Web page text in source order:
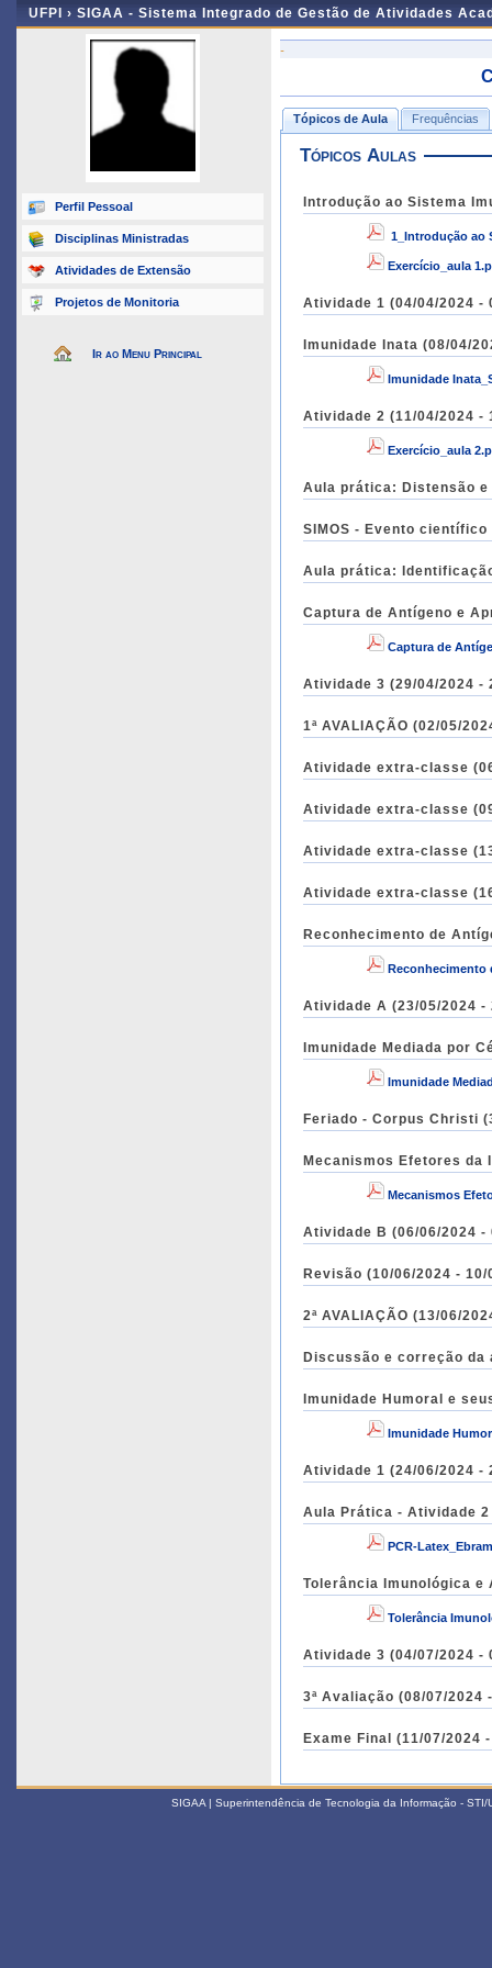
UFPI › SIGAA - Sistema Integrado de Gestão de Atividades
Perfil Pessoal
Disciplinas Ministradas
Atividades de Extensão
Projetos de Monitoria
Ir ao Menu Principal
-
Tópicos de Aula Frequências
Tópicos Aulas
Introdução ao Sistema
1_Introdução ao
Exercício_aula
Atividade 1 (04/04/2024 -
Imunidade Inata (08/04/
Imunidade
Atividade 2 (11/04/2024 -
Exercício_aula
Aula prática: Distensão
SIMOS - Evento
Aula prática:
Captura de Antígeno e
Captura de
Atividade 3 (29/04/2024 -
1ª AVALIAÇÃO (02/05/
Atividade extra-classe
Atividade extra-classe
Atividade extra-classe
Atividade extra-classe
Reconhecimento de
Reconhecimento
Atividade A (23/05/2024 -
Imunidade Mediada por
Imunidade
Feriado - Corpus Christi
Mecanismos Efetores da
Mecanismos
Atividade B (06/06/2024 -
Revisão (10/06/2024 - 10/
2ª AVALIAÇÃO (13/06/
Discussão e correção da
Imunidade Humoral e
Imunidade
Atividade 1 (24/06/2024 -
Aula Prática - Atividade
PCR-
Tolerância Imunológica e
Tolerância
Atividade 3 (04/07/2024 -
3ª Avaliação (08/07/2024
Exame Final (11/07/2024
SIGAA | Superintendência de Tecnologia da Informação -